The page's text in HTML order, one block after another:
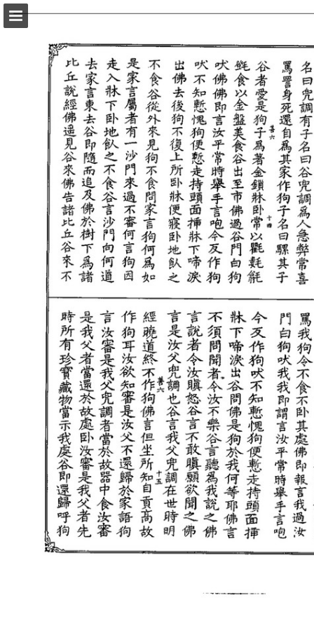
頁面概覽
以PDF格式下載
報告出版
Powered by Publitas